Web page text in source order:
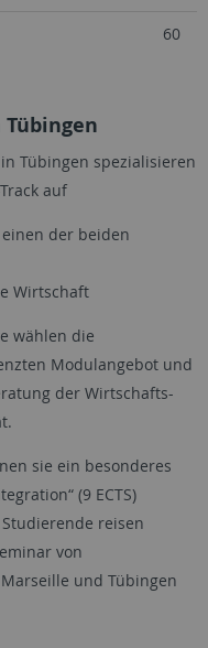
60
Tübingen spezialisieren
auf
der beiden
Wirtschaft
wählen die
Modulangebot und
der Wirtschafts-
sie ein besonderes
(9 ECTS)
reisen
von
und Tübingen